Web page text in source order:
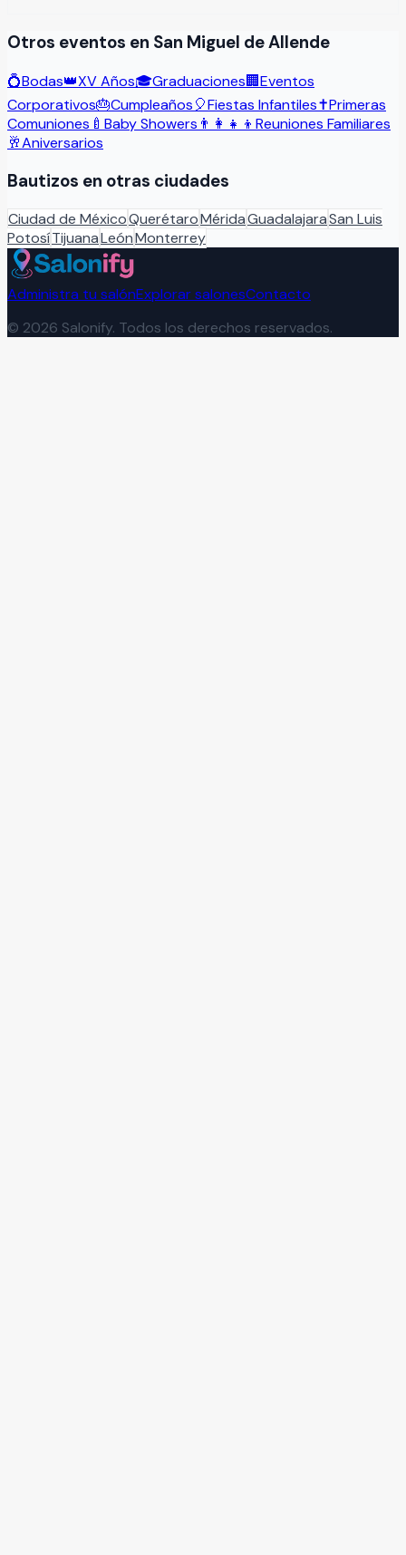
Otros eventos en San Miguel de Allende
💍Bodas👑XV Años🎓Graduaciones🏢Eventos
Corporativos🎂Cumpleaños🎈Fiestas Infantiles✝️Primeras
Comuniones 🍼 Baby Showers 👨‍👩‍👧‍👦 Reuniones Familiares
🥂Aniversarios
Bautizos en otras ciudades
Ciudad de MéxicoQuerétaroMéridaGuadalajaraSan Luis
PotosíTijuanaLeónMonterrey
Administra tu salónExplorar salonesContacto
© 2026 Salonify. Todos los derechos reservados.